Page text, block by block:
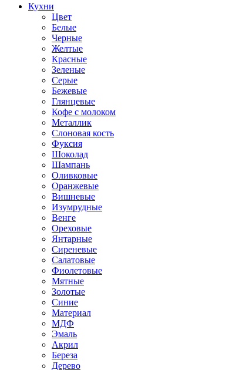
Кухни
Цвет
Белые
Черные
Желтые
Красные
Зеленые
Серые
Бежевые
Глянцевые
Кофе с молоком
Металлик
Слоновая кость
Фуксия
Шоколад
Шампань
Оливковые
Оранжевые
Вишневые
Изумрудные
Венге
Ореховые
Янтарные
Сиреневые
Салатовые
Фиолетовые
Мятные
Золотые
Синие
Материал
МДФ
Эмаль
Акрил
Береза
Дерево